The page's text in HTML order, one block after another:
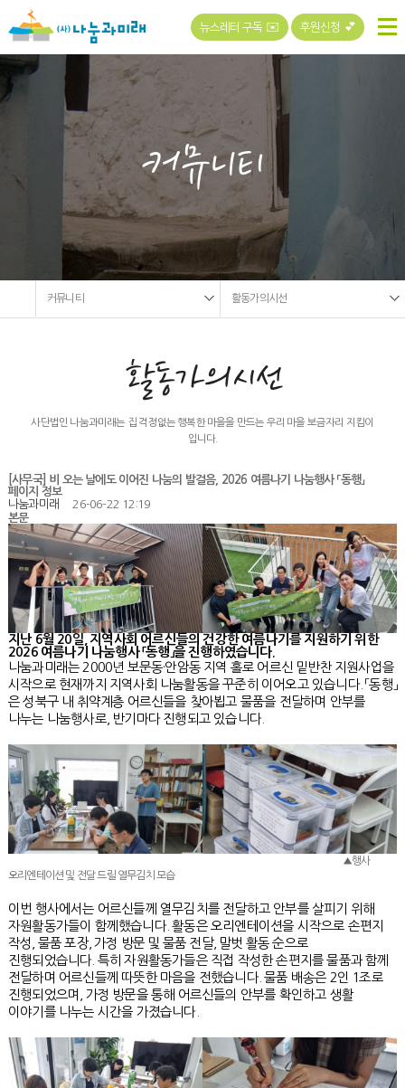
뉴스레터 구독 ✉️ 후원신청 💕
커뮤니티
커뮤니티 활동가의시선
활동가의시선
사단법인 나눔과미래는 집 걱정없는 행복한 마을을 만드는 우리 마을 보금자리 지킴이
입니다.
[사무국] 비 오는 날에도 이어진 나눔의 발걸음, 2026 여름나기 나눔행사 「동행」
페이지 정보
나눔과미래
26-06-22 12:19
본문
지난 6월 20일, 지역사회 어르신들의 건강한 여름나기를 지원하기 위한
2026 여름나기 나눔행사 「동행」을 진행하였습니다.
나눔과미래는 2000년 보문동·안암동 지역 홀로 어르신 밑반찬 지원사업을
시작으로 현재까지 지역사회 나눔활동을 꾸준히 이어오고 있습니다. 「동행」
은 성북구 내 취약계층 어르신들을 찾아뵙고 물품을 전달하며 안부를
나누는 나눔행사로, 반기마다 진행되고 있습니다.
▲행사
오리엔테이션 및 전달 드릴 열무김치 모습
이번 행사에서는 어르신들께 열무김치를 전달하고 안부를 살피기 위해
자원활동가들이 함께했습니다. 활동은 오리엔테이션을 시작으로 손편지
작성, 물품 포장, 가정 방문 및 물품 전달, 말벗 활동 순으로
진행되었습니다. 특히 자원활동가들은 직접 작성한 손편지를 물품과 함께
전달하며 어르신들께 따뜻한 마음을 전했습니다. 물품 배송은 2인 1조로
진행되었으며, 가정 방문을 통해 어르신들의 안부를 확인하고 생활
이야기를 나누는 시간을 가졌습니다.